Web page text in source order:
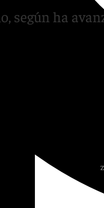
según ha